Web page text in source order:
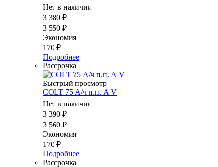
Нет в наличии
3 380 ₽
3 550 ₽
Экономия
170 ₽
Подробнее
Рассрочка
Быстрый просмотр
COLT 75 А/ч п.п. А V
Нет в наличии
3 390 ₽
3 560 ₽
Экономия
170 ₽
Подробнее
Рассрочка